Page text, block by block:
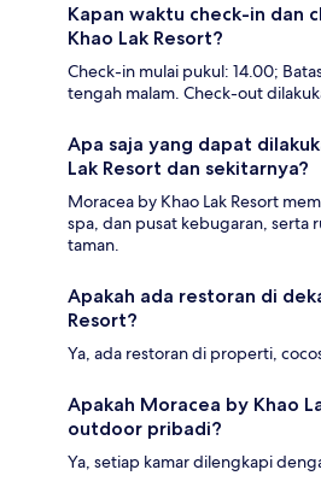
Kapan waktu check-in dan
Khao Lak Resort?
Check-in mulai pukul: 14.00;
tengah malam. Check-out
Apa saja yang dapat
Lak Resort dan sekitarnya?
Moracea by Khao Lak Resort
spa, dan pusat kebugaran, serta
taman.
Apakah ada restoran di
Resort?
Ya, ada restoran di properti,
Apakah Moracea by Khao
outdoor pribadi?
Ya, setiap kamar dilengkapi